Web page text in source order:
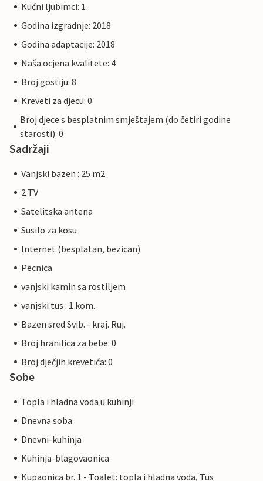
Kućni ljubimci: 1
Godina izgradnje: 2018
Godina adaptacije: 2018
Naša ocjena kvalitete: 4
Broj gostiju: 8
Kreveti za djecu: 0
Broj djece s besplatnim smještajem (do četiri godine
starosti): 0
Sadržaji
Vanjski bazen : 25 m2
2 TV
Satelitska antena
Susilo za kosu
Internet (besplatan, bezican)
Pecnica
vanjski kamin sa rostiljem
vanjski tus : 1 kom.
Bazen sred Svib. - kraj. Ruj.
Broj hranilica za bebe: 0
Broj dječjih krevetića: 0
Sobe
Topla i hladna voda u kuhinji
Dnevna soba
Dnevni-kuhinja
Kuhinja-blagovaonica
Kupaonica br. 1 - Toalet: topla i hladna voda, Tus